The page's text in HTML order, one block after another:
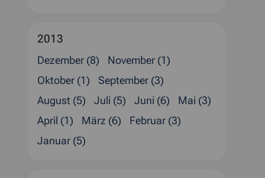
2013
Dezember (8)
November (1)
Oktober (1)
September (3)
August (5)
Juli (5) Juni (6)
Mai (3)
April (1)
März (6)
Februar (3)
Januar (5)